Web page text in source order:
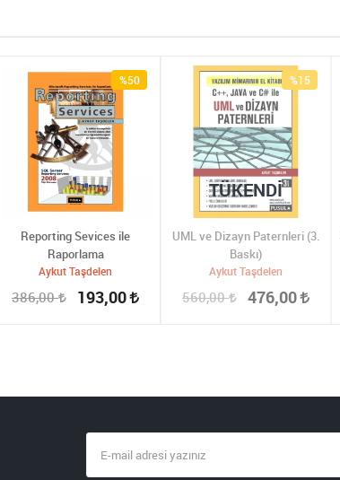
Reporting Sevices ile
Raporlama
Aykut Taşdelen
386,00 193,00
%50
UML ve Dizayn Paternleri (3.
Baskı)
Aykut Taşdelen
560,00 476,00
%15
TÜKENDI